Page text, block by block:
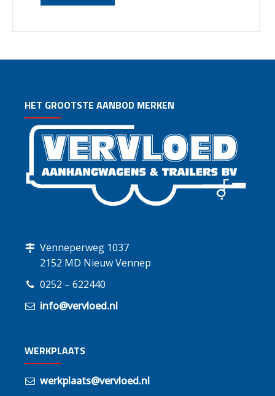
HET GROOTSTE AANBOD MERKEN
Venneperweg 1037
2152 MD Nieuw Vennep
0252 – 622440
info@vervloed.nl
WERKPLAATS
werkplaats@vervloed.nl